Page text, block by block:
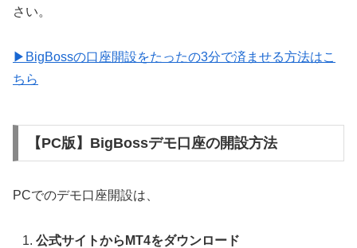
さい。
▶BigBossの口座開設をたったの3分で済ませる方法はこ
ちら
【PC版】BigBossデモ口座の開設方法
PCでのデモ口座開設は、
公式サイトからMT4をダウンロード